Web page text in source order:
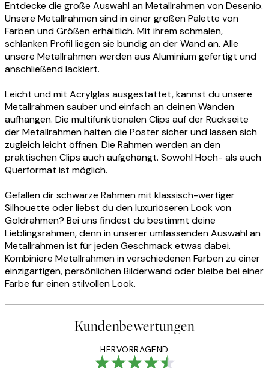
Entdecke die große Auswahl an Metallrahmen von Desenio.
Unsere Metallrahmen sind in einer großen Palette von
Farben und Größen erhältlich. Mit ihrem schmalen,
schlanken Profil liegen sie bündig an der Wand an. Alle
unsere Metallrahmen werden aus Aluminium gefertigt und
anschließend lackiert.
Leicht und mit Acrylglas ausgestattet, kannst du unsere
Metallrahmen sauber und einfach an deinen Wänden
aufhängen. Die multifunktionalen Clips auf der Rückseite
der Metallrahmen halten die Poster sicher und lassen sich
zugleich leicht öffnen. Die Rahmen werden an den
praktischen Clips auch aufgehängt. Sowohl Hoch- als auch
Querformat ist möglich.
Gefallen dir schwarze Rahmen mit klassisch-wertiger
Silhouette oder liebst du den luxuriöseren Look von
Goldrahmen? Bei uns findest du bestimmt deine
Lieblingsrahmen, denn in unserer umfassenden Auswahl an
Metallrahmen ist für jeden Geschmack etwas dabei.
Kombiniere Metallrahmen in verschiedenen Farben zu einer
einzigartigen, persönlichen Bilderwand oder bleibe bei einer
Farbe für einen stilvollen Look.
Kundenbewertungen
HERVORRAGEND